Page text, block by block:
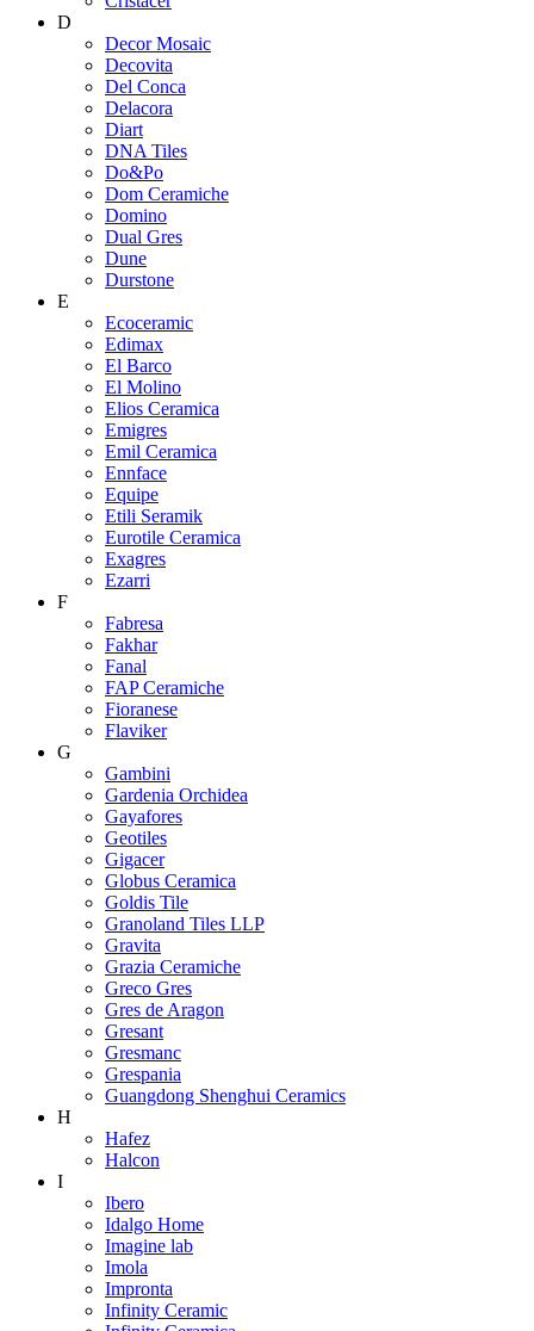
D
Decor Mosaic
Decovita
Del Conca
Delacora
Diart
DNA Tiles
Do&Po
Dom Ceramiche
Domino
Dual Gres
Dune
Durstone
E
Ecoceramic
Edimax
El Barco
El Molino
Elios Ceramica
Emigres
Emil Ceramica
Ennface
Equipe
Etili Seramik
Eurotile Ceramica
Exagres
Ezarri
F
Fabresa
Fakhar
Fanal
FAP Ceramiche
Fioranese
Flaviker
G
Gambini
Gardenia Orchidea
Gayafores
Geotiles
Gigacer
Globus Ceramica
Goldis Tile
Granoland Tiles LLP
Gravita
Grazia Ceramiche
Greco Gres
Gres de Aragon
Gresant
Gresmanc
Grespania
Guangdong Shenghui Ceramics
H
Hafez
Halcon
I
Ibero
Idalgo Home
Imagine lab
Imola
Impronta
Infinity Ceramic